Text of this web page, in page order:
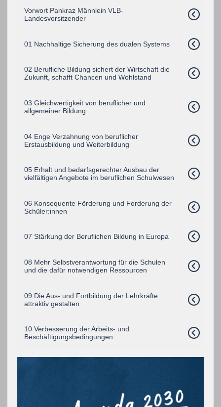
Vorwort Pankraz Männlein VLB-
Landesvorsitzender
01 Nachhaltige Sicherung des dualen Systems
02 Berufliche Bildung sichert der Wirtschaft die
Zukunft, schafft Chancen und Wohlstand
03 Gleichwertigkeit von beruflicher und
allgemeiner Bildung
04 Enge Verzahnung von beruflicher
Erstausbildung und Weiterbildung
05 Erhalt und bedarfsgerechter Ausbau der
vielfältigen Angebote im beruflichen Schulwesen
06 Konsequente Förderung und Forderung der
Schüler:innen
07 Stärkung der Beruflichen Bildung in Europa
08 Mehr Selbstverantwortung für die Schulen
und die dafür notwendigen Ressourcen
09 Die Aus- und Fortbildung der Lehrkräfte
attraktiv gestalten
10 Verbesserung der Arbeits- und
Beschäftigungsbedingungen